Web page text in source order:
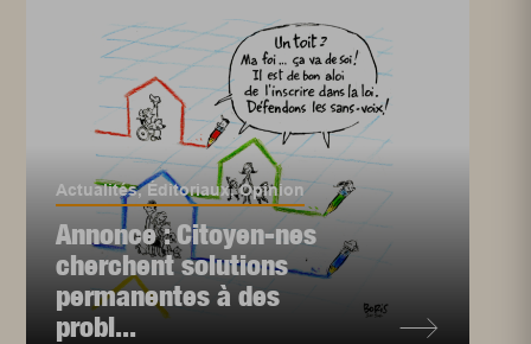
Actualités,Éditoriaux,Opinion
Annonce : Citoyen-nes
cherchent solutions
permanentes à des
probl...